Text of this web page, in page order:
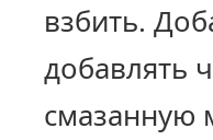
взбить.
добавлять
смазанную